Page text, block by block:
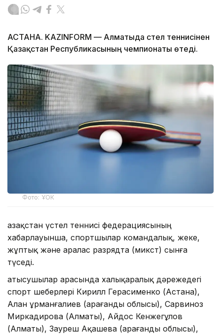
АСТАНА. KAZINFORM — Алматыда үстел теннисінен
Қазақстан Республикасының чемпионаты өтеді.
Фото: ҰОК
Қазақстан үстел теннисі федерациясының
хабарлауынша, спортшылар командалық, жеке,
жұптық және аралас разрядта (микст) сынға
түседі.
Қатысушылар арасында халықаралық дәрежедегі
спорт шеберлері Кирилл Герасименко (Астана),
Алан Құрманғалиев (Қарағанды облысы), Сарвиноз
Миркадирова (Алматы), Айдос Кенжегұлов
(Алматы), Зауреш Ақашева (Қарағанды облысы),